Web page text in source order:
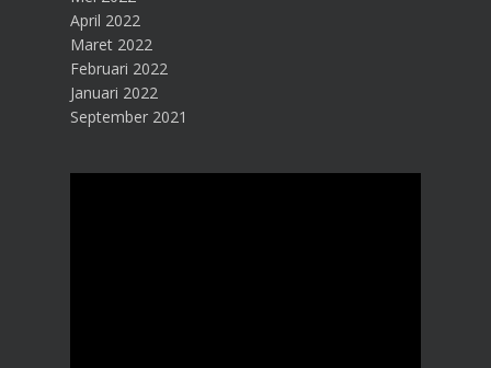
April 2022
Maret 2022
Februari 2022
Januari 2022
September 2021